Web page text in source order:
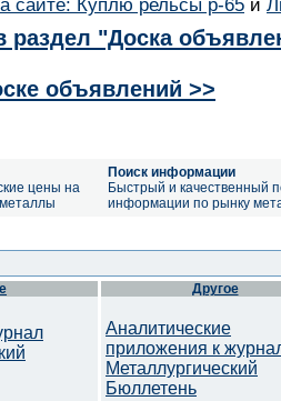
раздел "Доска
объявлений >>
цены на
Поиск информации
Быстрый и качественный
информации по рынку
Другое
Аналитические
приложения к
Металлургический
Бюллетень